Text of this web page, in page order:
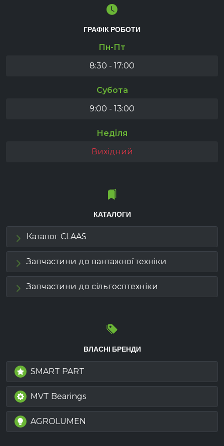
ГРАФІК РОБОТИ
Пн-Пт
8:30 - 17:00
Субота
9:00 - 13:00
Неділя
Вихідний
КАТАЛОГИ
Каталог CLAAS
Запчастини до вантажної техніки
Запчастини до сільгосптехніки
ВЛАСНІ БРЕНДИ
SMART PART
MVT Bearings
AGROLUMEN